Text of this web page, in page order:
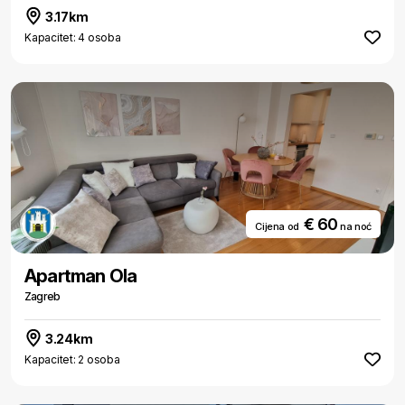
3.17km
Kapacitet: 4 osoba
Cijena od € 60na noć
Apartman Ola
Zagreb
3.24km
Kapacitet: 2 osoba